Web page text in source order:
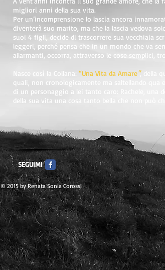
migliori anni della sua vita.
Per un’incomprensione lo lascia ancora
diventerà suo marito, ma che la lascia vedova
suoi 4 figli, decide di trascorrere sua vecchiaia
leggeri, perché pensa che in un mondo che va
allarmanti, occorra, attraverso le cose semplici,
Nasce così la Collana: “Una Vita da Amare", della
quali, non cronologicamente ma saltellando qua
di un personaggio a lei tanto caro: Rachele, una
della sua vita una cosa tanto bella che non può
SEGUIMI
© 2015 by Renata Sonia Corossi